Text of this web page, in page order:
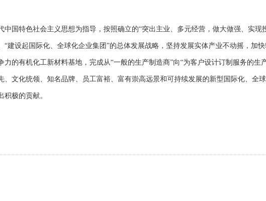
特色社会主义思想为指导，按照确立的“突出主业、多元经营，做大做强、实现
“建设起国际化、全球化企业集团”的总体发展战略，坚持发展实体产业不动摇，加
的有机化工新材料基地，完成从“一般的生产制造商”向“为客户设计订制服务的生
文化统领、知名品牌、员工富裕、富有崇高远景和可持续发展的新型国际化、全
极的贡献。